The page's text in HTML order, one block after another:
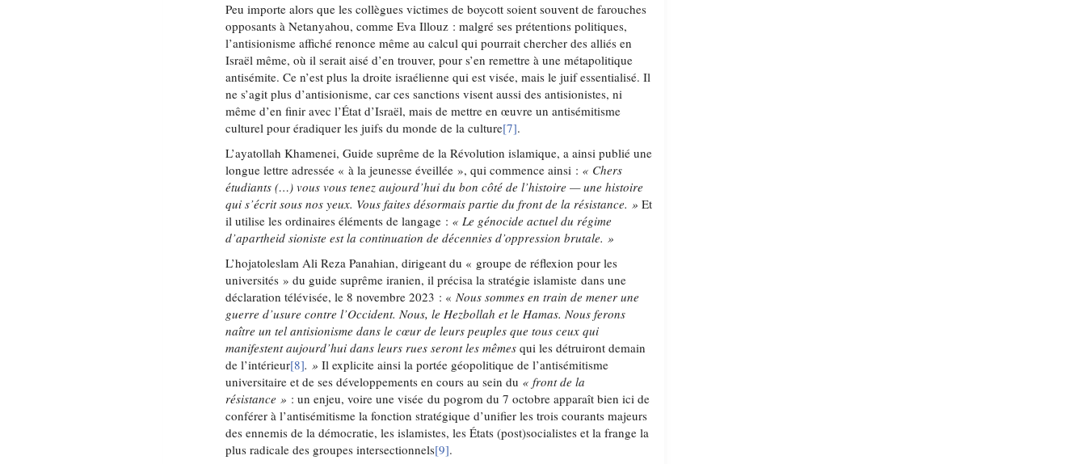
Peu importe alors que les collègues victimes de boycott soient souvent de farouches
opposants à Netanyahou, comme Eva Illouz : malgré ses prétentions politiques,
l’antisionisme affiché renonce même au calcul qui pourrait chercher des alliés en
Israël même, où il serait aisé d’en trouver, pour s’en remettre à une métapolitique
antisémite. Ce n’est plus la droite israélienne qui est visée, mais le juif essentialisé. Il
ne s’agit plus d’antisionisme, car ces sanctions visent aussi des antisionistes, ni
même d’en finir avec l’État d’Israël, mais de mettre en œuvre un antisémitisme
culturel pour éradiquer les juifs du monde de la culture[7].
L’ayatollah Khamenei, Guide suprême de la Révolution islamique, a ainsi publié une
longue lettre adressée « à la jeunesse éveillée », qui commence ainsi : « Chers
étudiants (…) vous vous tenez aujourd’hui du bon côté de l’histoire — une histoire
qui s’écrit sous nos yeux. Vous faites désormais partie du front de la résistance. » Et
il utilise les ordinaires éléments de langage : « Le génocide actuel du régime
d’apartheid sioniste est la continuation de décennies d’oppression brutale. »
L’hojatoleslam Ali Reza Panahian, dirigeant du « groupe de réflexion pour les
universités » du guide suprême iranien, il précisa la stratégie islamiste dans une
déclaration télévisée, le 8 novembre 2023 : «Nous sommes en train de mener une
guerre d’usure contre l’Occident. Nous, le Hezbollah et le Hamas. Nous ferons
naître un tel antisionisme dans le cœur de leurs peuples que tous ceux qui
manifestent aujourd’hui dans leurs rues seront les mêmesqui les détruiront demain
de l’intérieur[8]. » Il explicite ainsi la portée géopolitique de l’antisémitisme
universitaire et de ses développements en cours au sein du « front de la
résistance » : un enjeu, voire une visée du pogrom du 7 octobre apparaît bien ici de
conférer à l’antisémitisme la fonction stratégique d’unifier les trois courants majeurs
des ennemis de la démocratie, les islamistes, les États (post)socialistes et la frange la
plus radicale des groupes intersectionnels[9].